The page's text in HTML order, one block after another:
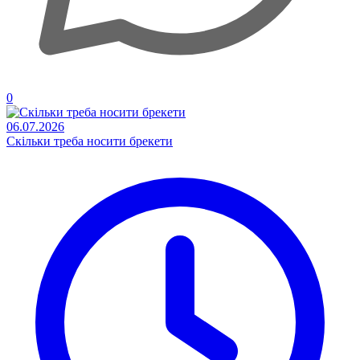
0
06.07.2026
Скільки треба носити брекети